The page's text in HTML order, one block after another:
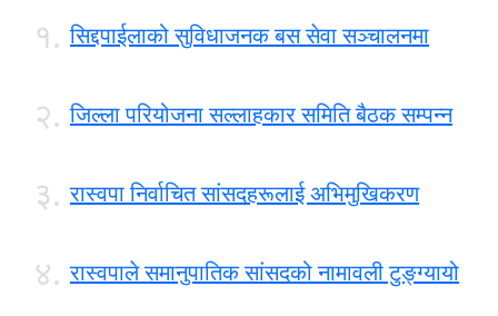
१. सिद्दपाईलाको सुविधाजनक बस सेवा सञ्चालनमा
२. जिल्ला परियोजना सल्लाहकार समिति बैठक सम्पन्न
३. रास्वपा निर्वाचित सांसदहरूलाई अभिमुखिकरण
४. रास्वपाले समानुपातिक सांसदको नामावली टुङ्ग्यायो